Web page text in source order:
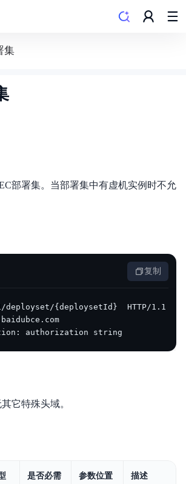
集
部署集。当部署集中有虚机实例时不允
复制
authorization string
它特殊头域。
是否必需 参数位置 描述